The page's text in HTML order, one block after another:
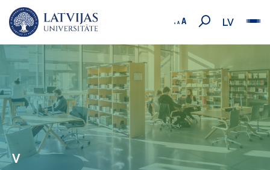
LV
V